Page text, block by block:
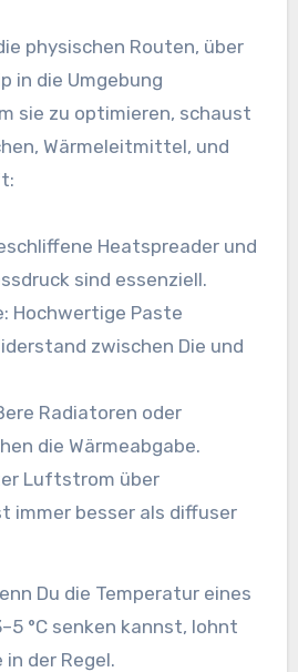
physischen Routen, über
in die Umgebung
sie zu optimieren, schaust
Wärmeleitmittel, und
Heatspreader und
sind essenziell.
Hochwertige Paste
zwischen Die und
Radiatoren oder
die Wärmeabgabe.
Luftstrom über
immer besser als diffuser
Du die Temperatur eines
°C senken kannst, lohnt
in der Regel.